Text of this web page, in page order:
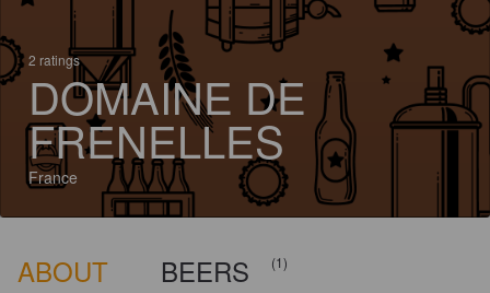
2 ratings
DOMAINE DE
FRENELLES
France
ABOUT BEERS (1)